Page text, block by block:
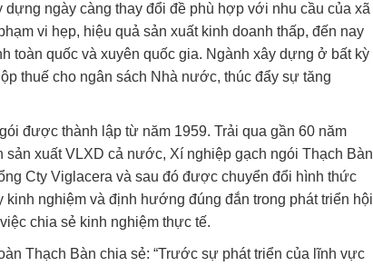
dựng ngày càng thay đổi đề phù hợp với nhu cầu của xã
vi hẹp, hiệu quả sản xuất kinh doanh thấp, đến nay
toàn quốc và xuyên quốc gia. Ngành xây dựng ở bất kỳ
thuế cho ngân sách Nhà nước, thúc đẩy sự tăng
được thành lập từ năm 1959. Trải qua gần 60 năm
xuất VLXD cả nước, Xí nghiệp gạch ngói Thạch Bàn
Cty Viglacera và sau đó được chuyển đổi hình thức
nghiệm và định hướng đúng đắn trong phát triển hội
chia sẻ kinh nghiệm thực tế.
Thạch Bàn chia sẻ: “Trước sự phát triển của lĩnh vực